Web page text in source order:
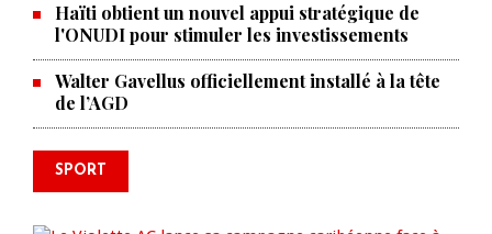
Haïti obtient un nouvel appui stratégique de
l'ONUDI pour stimuler les investissements
Walter Gavellus officiellement installé à la tête
de l’AGD
SPORT
Le Violette AC lance sa campagne